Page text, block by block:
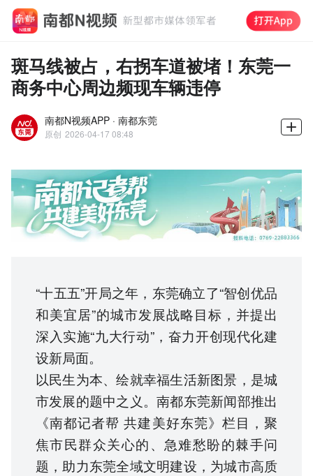
斑马线被占，右拐车道被堵！东莞一
商务中心周边频现车辆违停
南都N视频APP · 南都东莞
原创 2026-04-17 08:48
“十五五”开局之年，东莞确立了“智创优品
和美宜居”的城市发展战略目标，并提出
深入实施“九大行动”，奋力开创现代化建
设新局面。
以民生为本、绘就幸福生活新图景，是城
市发展的题中之义。南都东莞新闻部推出
《南都记者帮 共建美好东莞》栏目，聚
焦市民群众关心的、急难愁盼的棘手问
题，助力东莞全域文明建设，为城市高质